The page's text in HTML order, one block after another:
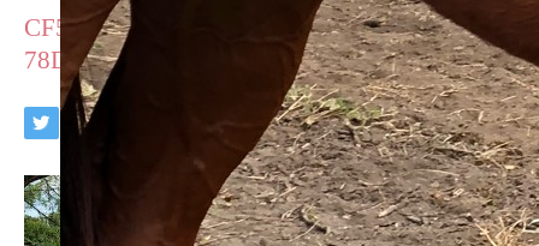
CF552CC2-B401-4CDE-AA94-
78D2B4FAAAD1